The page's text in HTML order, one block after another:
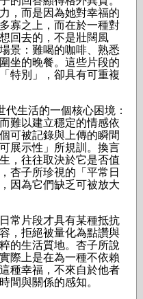
，而是因為她對幸福的
寡之上，而在於一種對
回去的，不是壯闊風
景：難喝的咖啡、熟悉
坐的晚餐。這些片段的
特別」，卻具有可重複
生活的一個核心困境：
難以建立穩定的情感依
可被記錄與上傳的瞬間
展示性」所規訓。換言
，往往取決於它是否值
杏子所珍視的「平常日
因為它們缺乏可被放大
常片段才具有某種抵抗
，拒絕被量化為點讚與
的生活質地。杏子所說
際上是在為一種不依賴
種幸福，不來自於他者
間與關係的感知。